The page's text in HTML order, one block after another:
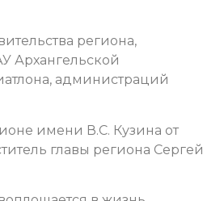
региона,
Архангельской
администраций
имени В.С. Кузина от
главы региона Сергей